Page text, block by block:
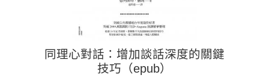
同理心對話：增加談話深度的關鍵
技巧（epub）